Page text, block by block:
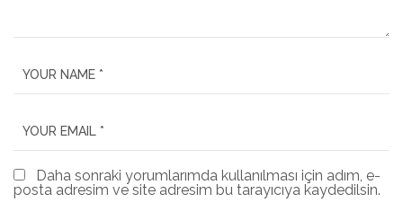
Daha sonraki yorumlarımda kullanılması için adım, e-
posta adresim ve site adresim bu tarayıcıya kaydedilsin.